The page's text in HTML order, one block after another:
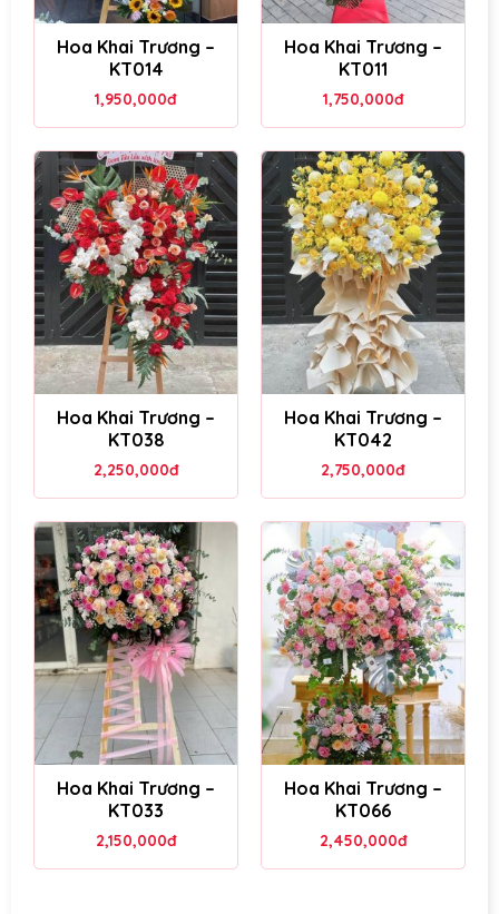
Hoa Khai Trương –
KT014
1,950,000đ
Hoa Khai Trương –
KT011
1,750,000đ
Hoa Khai Trương –
KT038
2,250,000đ
Hoa Khai Trương –
KT042
2,750,000đ
Hoa Khai Trương –
KT033
2,150,000đ
Hoa Khai Trương –
KT066
2,450,000đ